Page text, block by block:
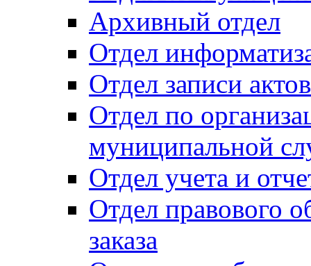
Архивный отдел
Отдел
Отдел записи
Отдел по
муниципальной
Отдел учета и
Отдел правового
заказа